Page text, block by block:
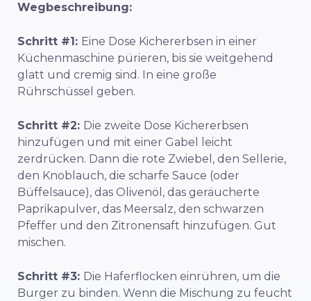
Wegbeschreibung:
Schritt #1: Eine Dose Kichererbsen in einer
Küchenmaschine pürieren, bis sie weitgehend
glatt und cremig sind. In eine große
Rührschüssel geben.
Schritt #2: Die zweite Dose Kichererbsen
hinzufügen und mit einer Gabel leicht
zerdrücken. Dann die rote Zwiebel, den Sellerie,
den Knoblauch, die scharfe Sauce (oder
Büffelsauce), das Olivenöl, das geräucherte
Paprikapulver, das Meersalz, den schwarzen
Pfeffer und den Zitronensaft hinzufügen. Gut
mischen.
Schritt #3: Die Haferflocken einrühren, um die
Burger zu binden. Wenn die Mischung zu feucht